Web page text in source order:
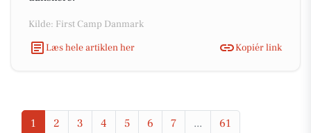
Kilde: First Camp Danmark
Læs hele artiklen her
Kopiér link
1 2 3 4 5 6 7 ... 61